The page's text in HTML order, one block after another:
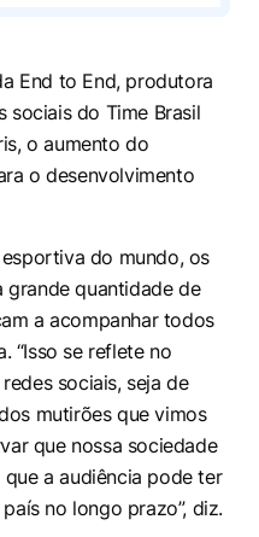
End to End, produtora
sociais do Time Brasil
o aumento do
o desenvolvimento
do mundo, os
grande quantidade de
a acompanhar todos
“Isso se reflete no
sociais, seja de
mutirões que vimos
que nossa sociedade
a audiência pode ter
no longo prazo”, diz.